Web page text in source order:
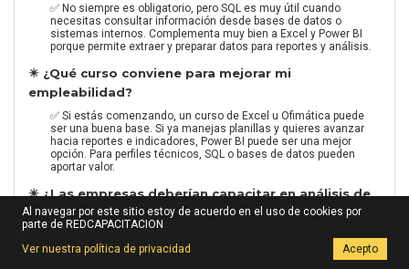
✅ No siempre es obligatorio, pero SQL es muy útil cuando
necesitas consultar información desde bases de datos o
sistemas internos. Complementa muy bien a Excel y Power BI
porque permite extraer y preparar datos para reportes y análisis.
✴️ ¿Qué curso conviene para mejorar mi
empleabilidad?
✅ Si estás comenzando, un curso de Excel u Ofimática puede
ser una buena base. Si ya manejas planillas y quieres avanzar
hacia reportes e indicadores, Power BI puede ser una mejor
opción. Para perfiles técnicos, SQL o bases de datos pueden
aportar valor.
✴️ ¿Las empresas deberían capacitar en análisis de
datos?
✅ Sí. Las empresas pueden mejorar reportes, reducir tareas
manuales y tomar mejores decisiones si capacitan equipos en
Excel, Power BI, SQL o bases de datos. La ruta depende del
Al navegar por este sitio estoy de acuerdo en el uso de cookies por
parte de REDCAPACITACION
Ver nuestra política de privacidad
Acepto